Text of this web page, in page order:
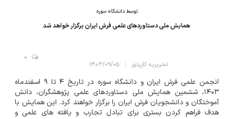
توسط دانشگاه سوره
همایش ملی دستاوردهای علمی فرش ایران برگزار خواهد شد
تحریریه کارپتور ۱۴۰۳/۰۹/۰۵
0
انجمن علمی فرش ایران و دانشگاه سوره در تاریخ ۴ تا ۹ اسفندماه
۱۴۰۳، ششمین همایش ملی دستاوردهای علمی پژوهشگران، دانش
آموختگان و دانشجویان فرش ایران را برگزار خواهند کرد. این همایش با
هدف فراهم کردن بستری برای تبادل تجارب و یافته های علمی و